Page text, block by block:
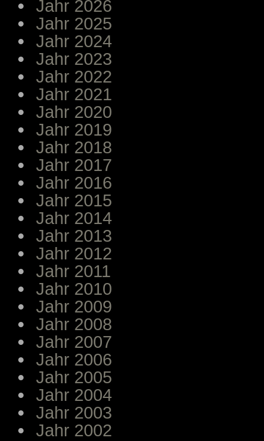
Jahr 2026
Jahr 2025
Jahr 2024
Jahr 2023
Jahr 2022
Jahr 2021
Jahr 2020
Jahr 2019
Jahr 2018
Jahr 2017
Jahr 2016
Jahr 2015
Jahr 2014
Jahr 2013
Jahr 2012
Jahr 2011
Jahr 2010
Jahr 2009
Jahr 2008
Jahr 2007
Jahr 2006
Jahr 2005
Jahr 2004
Jahr 2003
Jahr 2002